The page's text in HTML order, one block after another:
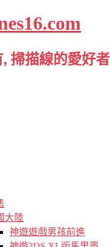
掃描線的愛好
大陸
神遊遊戲男孩前進